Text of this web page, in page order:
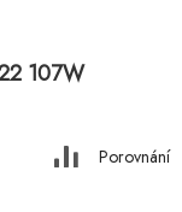
107W
Porovnání